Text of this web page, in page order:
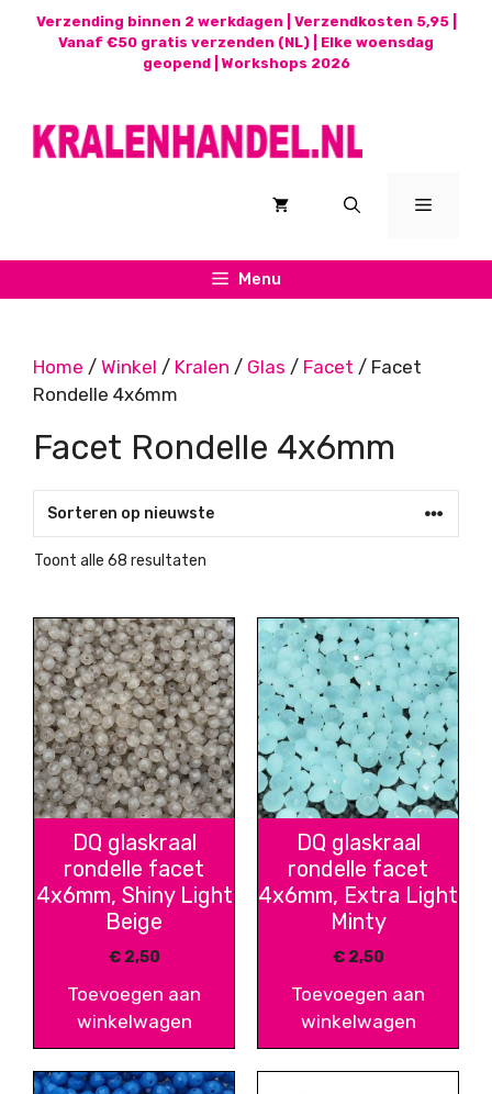
Verzending binnen 2 werkdagen | Verzendkosten 5,95 |
Vanaf €50 gratis verzenden (NL) | Elke woensdag
geopend | Workshops 2026
Menu
Menu
Home / Winkel / Kralen / Glas / Facet / Facet
Rondelle 4x6mm
Facet Rondelle 4x6mm
Toont alle 68 resultaten
DQ glaskraal
rondelle facet
4x6mm, Shiny Light
Beige
€2,50
Toevoegen aan
winkelwagen
DQ glaskraal
rondelle facet
4x6mm, Extra Light
Minty
€2,50
Toevoegen aan
winkelwagen